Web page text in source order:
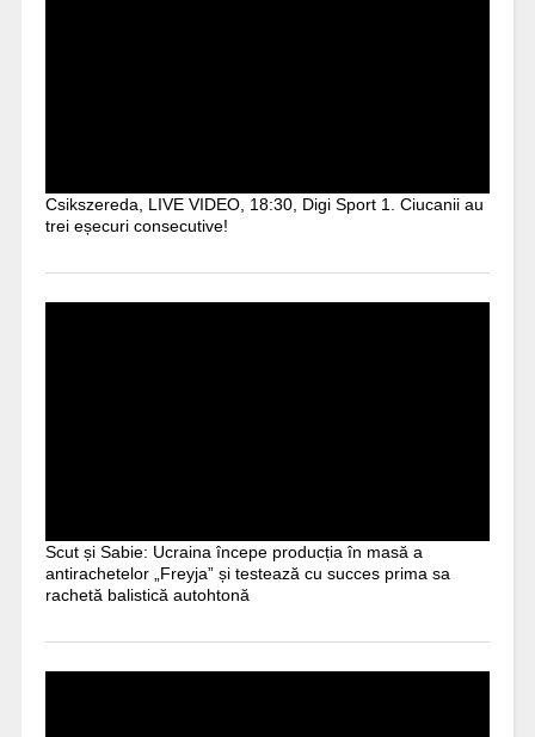
Csikszereda, LIVE VIDEO, 18:30, Digi Sport 1. Ciucanii au
trei eșecuri consecutive!
Scut și Sabie: Ucraina începe producția în masă a
antirachetelor „Freyja” și testează cu succes prima sa
rachetă balistică autohtonă